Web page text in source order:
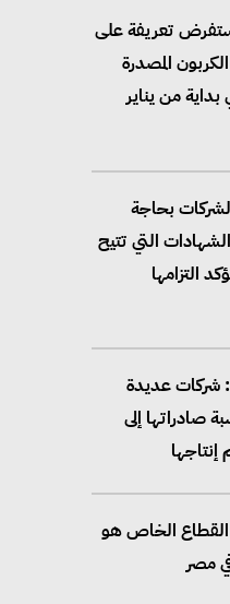
تعريفة على
المصدرة
بداية من يناير
بحاجة
التي تتيح
التزامها
شركات عديدة
صادراتها إلى
الخاص هو
مصر